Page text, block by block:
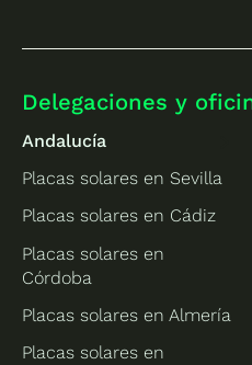
Delegaciones y
Andalucía
Placas solares en Sevilla
Placas solares en Cádiz
Placas solares en
Córdoba
Placas solares en Almería
Placas solares en